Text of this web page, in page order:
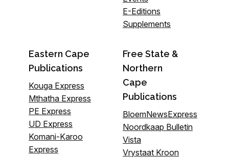
E-Editions
Supplements
Eastern Cape
Publications
Kouga Express
Mthatha Express
PE Express
UD Express
Komani-Karoo
Express
Free State &
Northern
Cape
Publications
BloemNewsExpress
Noordkaap Bulletin
Vista
Vrystaat Kroon